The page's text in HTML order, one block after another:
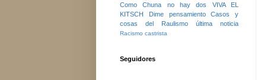
Como Chuna no hay dos
VIVA EL
KITSCH
Dime pensamiento
Casos y
cosas del Raulismo
última noticia
Racismo castrista
Seguidores